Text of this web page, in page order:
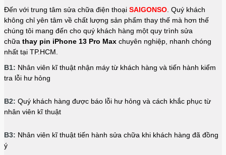
Đến với trung tâm sửa chữa điện thoại SAIGONSO . Quý khách
không chỉ yên tâm về chất lượng sản phẩm thay thế mà hơn thế
chúng tôi mang đến cho quý khách hàng một quy trình sửa
chữa thay pin iPhone 13 Pro Max chuyên nghiệp, nhanh chóng
nhất tại TP.HCM.
B1: Nhân viên kĩ thuật nhận máy từ khách hàng và tiến hành kiểm
tra lỗi hư hỏng
B2: Quý khách hàng được báo lỗi hư hỏng và cách khắc phục từ
nhân viên kĩ thuật
B3: Nhân viên kĩ thuật tiến hành sửa chữa khi khách hàng đã đồng
ý